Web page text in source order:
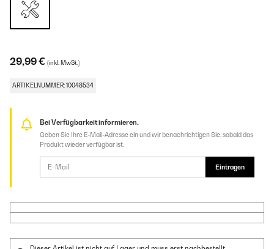
29,99 € (inkl. MwSt.)
ARTIKELNUMMER: 10048534
Bei Verfügbarkeit informieren.
Geben Sie Ihre E-Mail-Adresse ein und wir benachrichtigen Sie, sobald das
Produkt wieder verfügbar ist.
Eintragen